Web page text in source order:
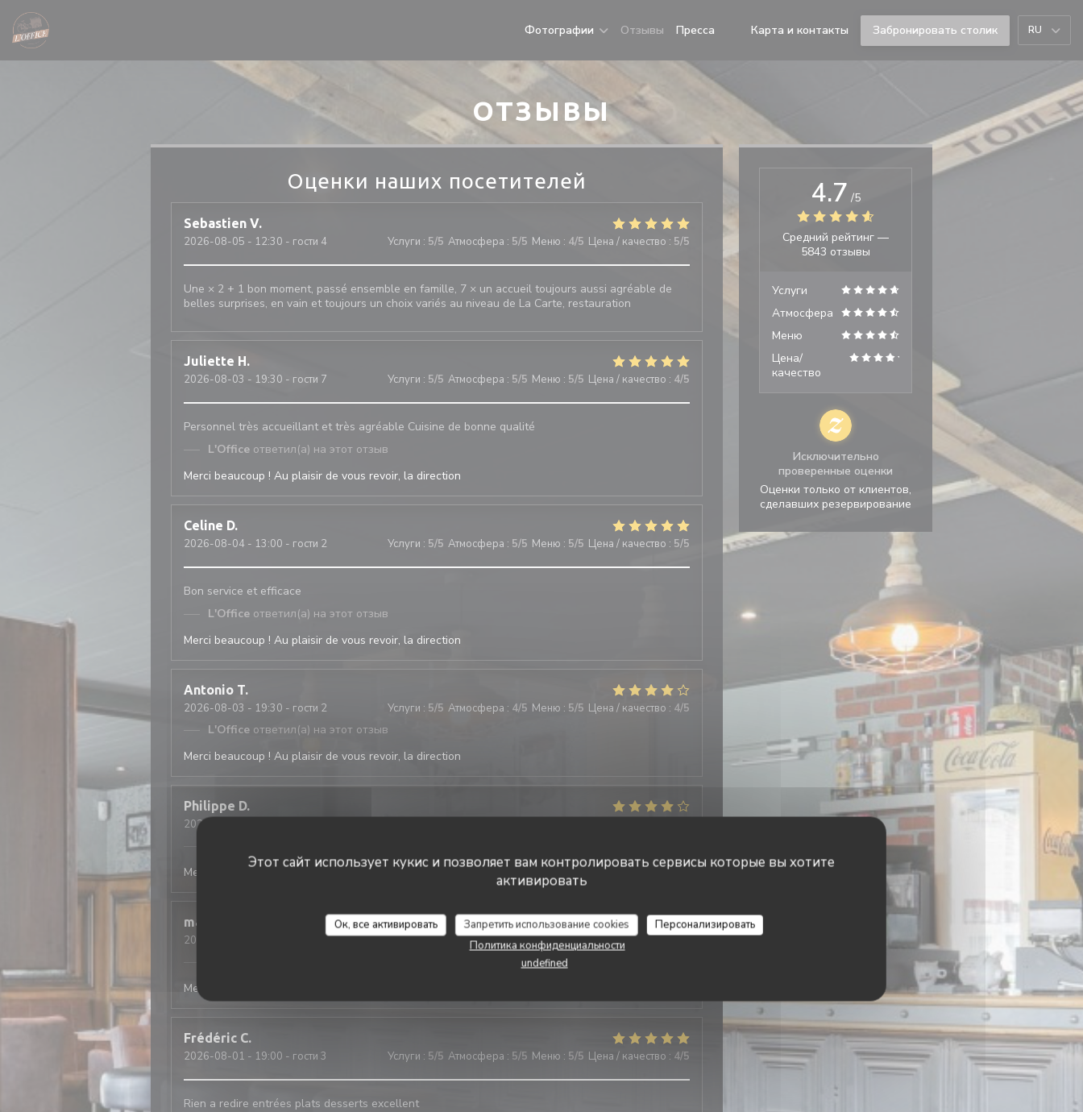
Панель управления cookies
Этот сайт использует кукис и позволяет вам контролировать сервисы которые вы хотите
активировать
Ок, все активировать Запретить использование cookies
Персонализировать
Политика конфиденциальности
undefined
Фотографии Отзывы Пресса ((открывается в новом окне))
((открывается в новом окне))
Карта и контакты Забронировать столик RU
ОТЗЫВЫ
Оценки наших посетителей
Sebastien V
2026-08-05 - 12:30 - гости 4 Услуги : 5/5 Атмосфера : 5/5 Меню : 4/5 Цена / качество : 5/5
Une × 2 + 1 bon moment, passé ensemble en famille, 7 × un accueil toujours aussi agréable de
belles surprises, en vain et toujours un choix variés au niveau de La Carte, restauration
Juliette H
2026-08-03 - 19:30 - гости 7 Услуги : 5/5 Атмосфера : 5/5 Меню : 5/5 Цена / качество : 4/5
Personnel très accueillant et très agréable Cuisine de bonne qualité
L'Office ответил(а) на этот отзыв
Merci beaucoup ! Au plaisir de vous revoir, la direction
Celine D
2026-08-04 - 13:00 - гости 2 Услуги : 5/5 Атмосфера : 5/5 Меню : 5/5 Цена / качество : 5/5
Bon service et efficace
L'Office ответил(а) на этот отзыв
Merci beaucoup ! Au plaisir de vous revoir, la direction
Antonio T
2026-08-03 - 19:30 - гости 2 Услуги : 5/5 Атмосфера : 4/5 Меню : 5/5 Цена / качество : 4/5
L'Office ответил(а) на этот отзыв
Merci beaucoup ! Au plaisir de vous revoir, la direction
Philippe D
2026-08-03
Merci beaucoup ! Au plaisir de vous revoir, la direction
mathis
2026-08-01
- 20:15 - гости 2 Услуги:5/5 Атмосфера:5/5 Меню:4/5 Цена / качество:5/5
Merci beaucoup ! Au plaisir de vous revoir, la direction
Frédéric C
2026-08-01 - 19:00 - гости 3 Услуги : 5/5 Атмосфера : 5/5 Меню : 5/5 Цена / качество : 4/5
Rien a redire entrées plats desserts excellent
4.7 /5
Средний рейтинг —
5843 отзывы
Услуги
Атмосфера
Меню
Цена/
качество
Исключительно
проверенные оценки
Оценки только от клиентов,
сделавших резервирование